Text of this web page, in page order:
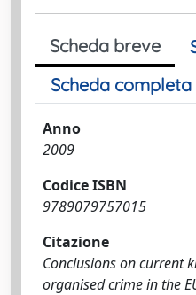
Scheda breve
Scheda completa
Anno
2009
Codice ISBN
9789079757015
Citazione
Conclusions on current
organised crime in the